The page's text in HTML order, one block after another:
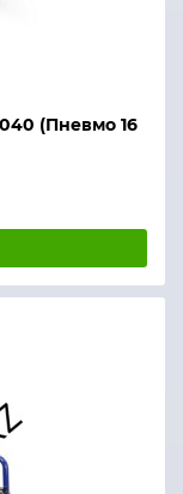
(Пневмо 16